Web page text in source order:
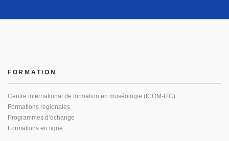
FORMATION
Centre international de formation en muséologie (ICOM-ITC)
Formations régionales
Programmes d’échange
Formations en ligne